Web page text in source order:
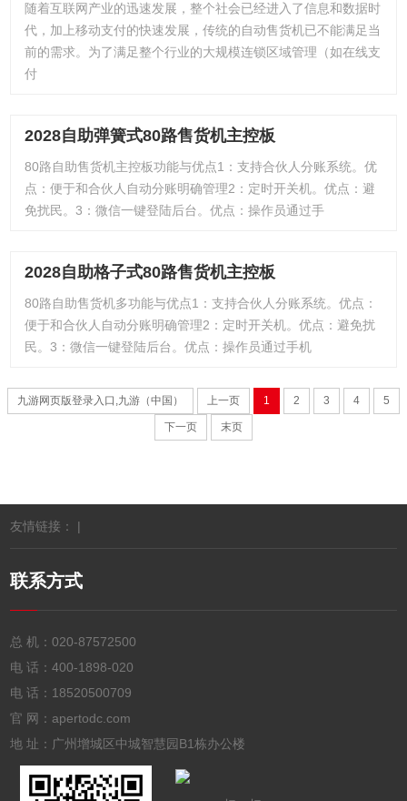
随着互联网产业的迅速发展，整个社会已经进入了信息和数据时
代，加上移动支付的快速发展，传统的自动售货机已不能满足当
前的需求。为了满足整个行业的大规模连锁区域管理（如在线支
付
2028自助弹簧式80路售货机主控板
80路自助售货机主控板功能与优点1：支持合伙人分账系统。优
点：便于和合伙人自动分账明确管理2：定时开关机。优点：避
免扰民。3：微信一键登陆后台。优点：操作员通过手
2028自助格子式80路售货机主控板
80路自助售货机多功能与优点1：支持合伙人分账系统。优点：
便于和合伙人自动分账明确管理2：定时开关机。优点：避免扰
民。3：微信一键登陆后台。优点：操作员通过手机
九游网页版登录入口,九游（中国） 上一页 1 2 3 4 5
下一页 末页
友情链接： |
联系方式
总 机：020-87572500
电 话：400-1898-020
电 话： 18520500709
官 网：apertodc.com
地 址：广州增城区中城智慧园B1栋办公楼